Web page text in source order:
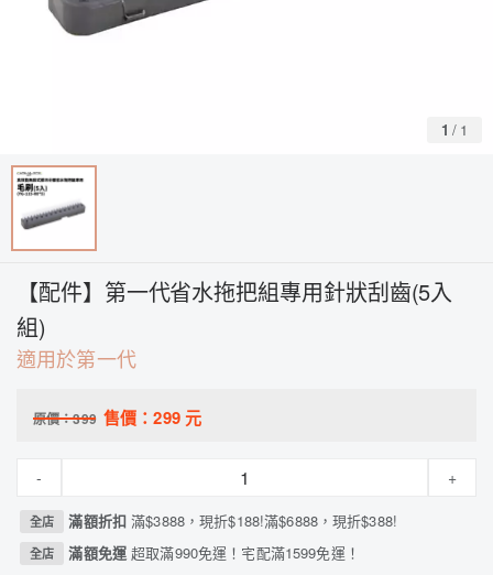
1 / 1
【配件】第一代省水拖把組專用針狀刮齒(5入
組)
適用於第一代
原價：399 售價：299元
- +
全店 滿額折扣滿$3888，現折$188!滿$6888，現折$388!
全店 滿額免運超取滿990免運！宅配滿1599免運！